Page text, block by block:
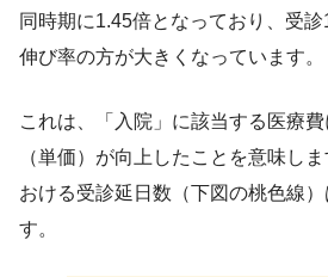
同時期に1.45倍となっており、受
伸び率の方が大きくなっています。
これは、「入院」に該当する医療
（単価）が向上したことを意味し
おける受診延日数（下図の桃色線
す。